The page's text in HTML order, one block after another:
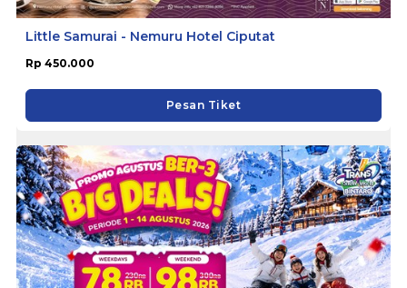
Little Samurai - Nemuru Hotel Ciputat
Rp 450.000
Pesan Tiket